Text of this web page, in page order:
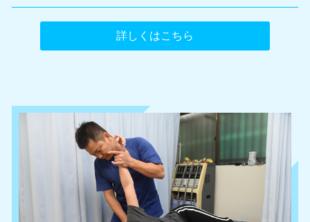
詳しくはこちら